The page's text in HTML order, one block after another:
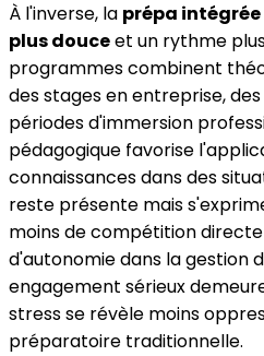
À l'inverse, la prépa
plus douceet un rythme
programmes combinent
des stages en entreprise,
périodes d'immersion
pédagogique favorise
connaissances dans des
reste présente mais
moins de compétition
d'autonomie dans la gestion
engagement sérieux
stress se révèle moins
préparatoire traditionnelle.